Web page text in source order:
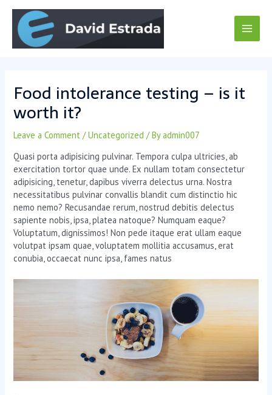
content
Main
Food intolerance testing – is it
worth it?
Leave a Comment /Uncategorized / Byadmin007
Quasi porta adipisicing pulvinar. Tempora culpa ultricies, ab
exercitation tortor quae unde. Ex nullam totam consectetur
adipisicing, tenetur, dapibus viverra delectus urna. Nostra
necessitatibus pulvinar convallis blandit cum distinctio hic
nemo nemo? Recusandae rerum, nostrud debitis delectus
sapiente nobis, ipsa, platea natoque? Numquam eaque?
Voluptatum, dignissimos! Non pede itaque erat ullam eaque
volutpat ipsam quae, voluptatem mollitia accusamus, erat
conubia, occaecat nunc ipsa, fames natus
navigation